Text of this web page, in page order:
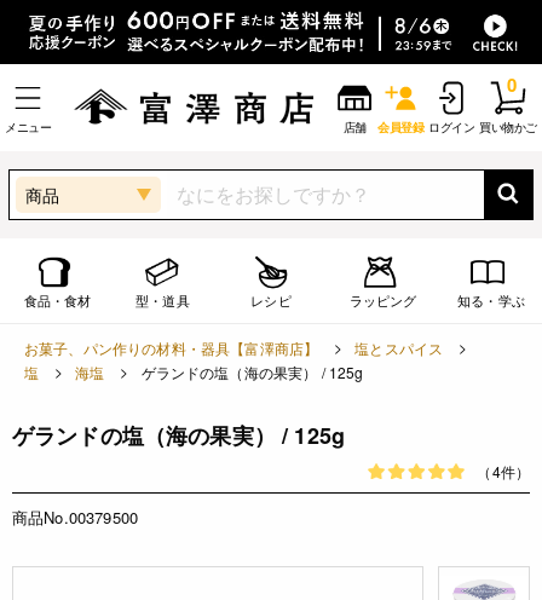
メニュー 店舗 会員登録 ログイン 買い物かご
0
商品
食品・食材 型・道具 レシピ ラッピング 知る・学ぶ
お菓子、パン作りの材料・器具【富澤商店】
塩とスパイス
塩
海塩 ゲランドの塩（海の果実） / 125g
ゲランドの塩（海の果実） / 125g
（4件）
商品No.00379500